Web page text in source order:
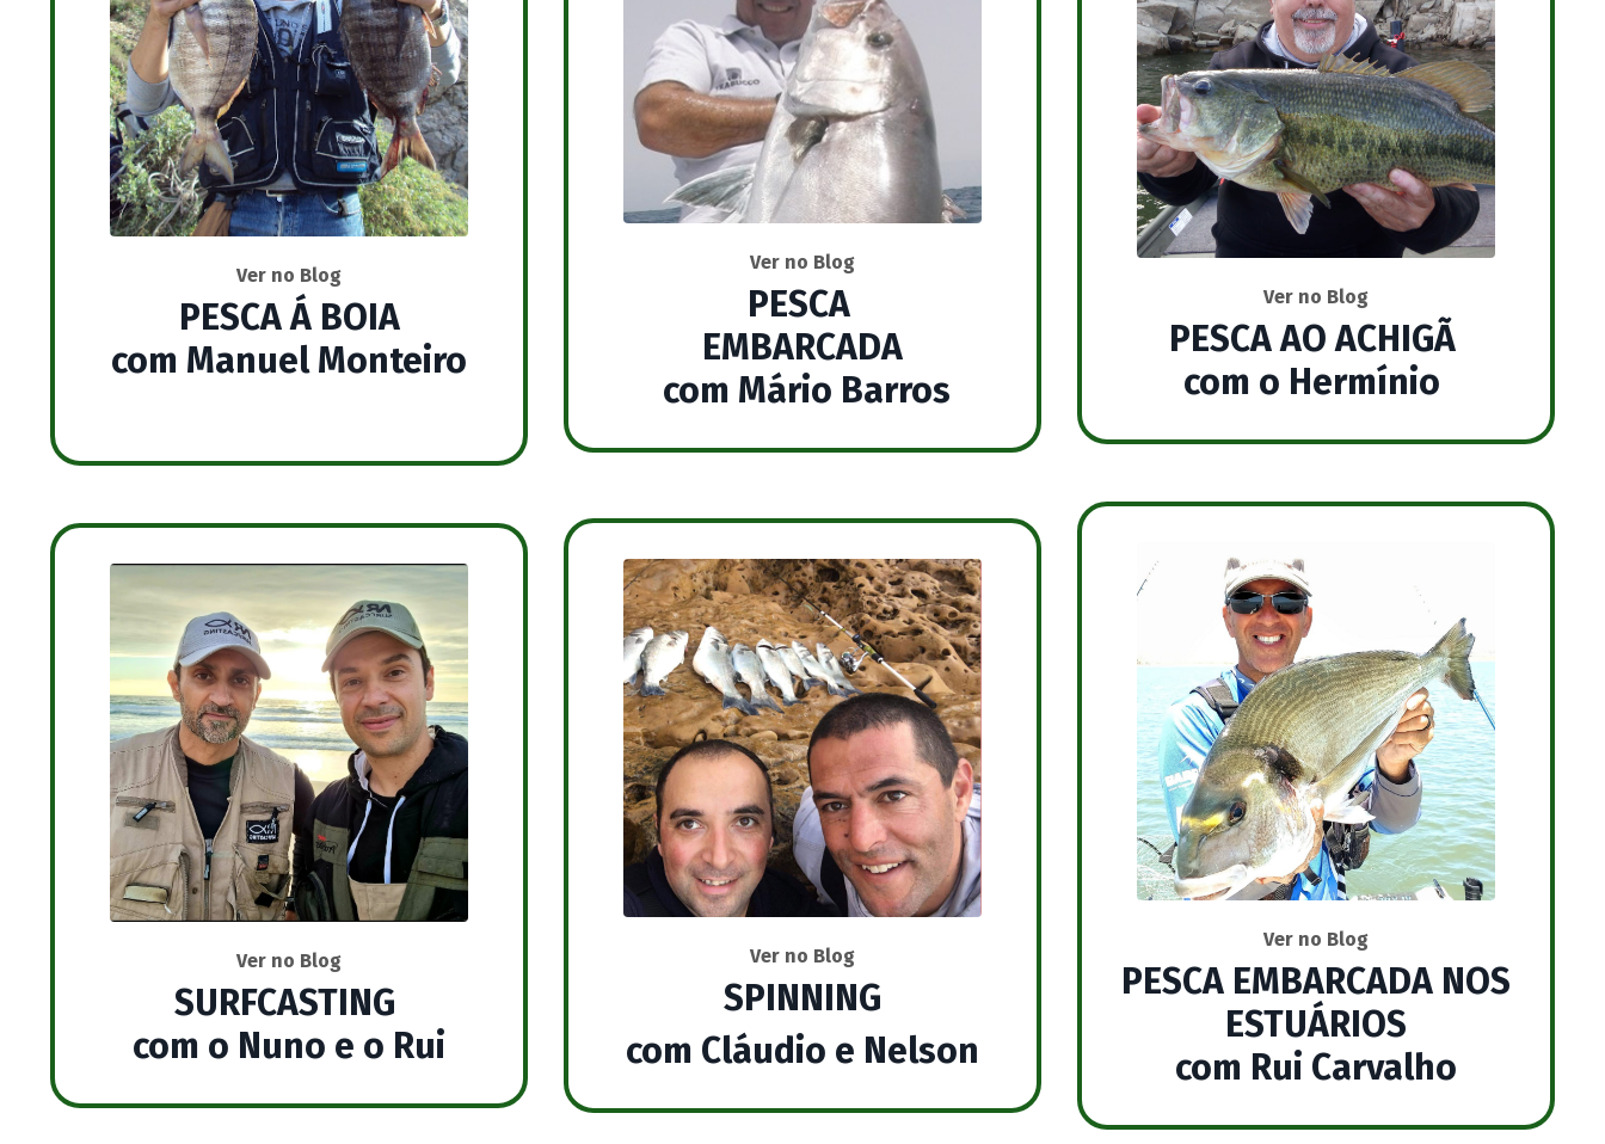
Ver no Blog
PESCA Á BOIA
com Manuel Monteiro
Ver no Blog
PESCA
EMBARCADA
com Mário Barros
Ver no Blog
PESCA AO ACHIGÃ
com o Hermínio
Ver no Blog
SURFCASTING
com o Nuno e o Rui
Ver no Blog
SPINNING
com Cláudio e Nelson
Ver no Blog
PESCA EMBARCADA NOS
ESTUÁRIOS
com Rui Carvalho